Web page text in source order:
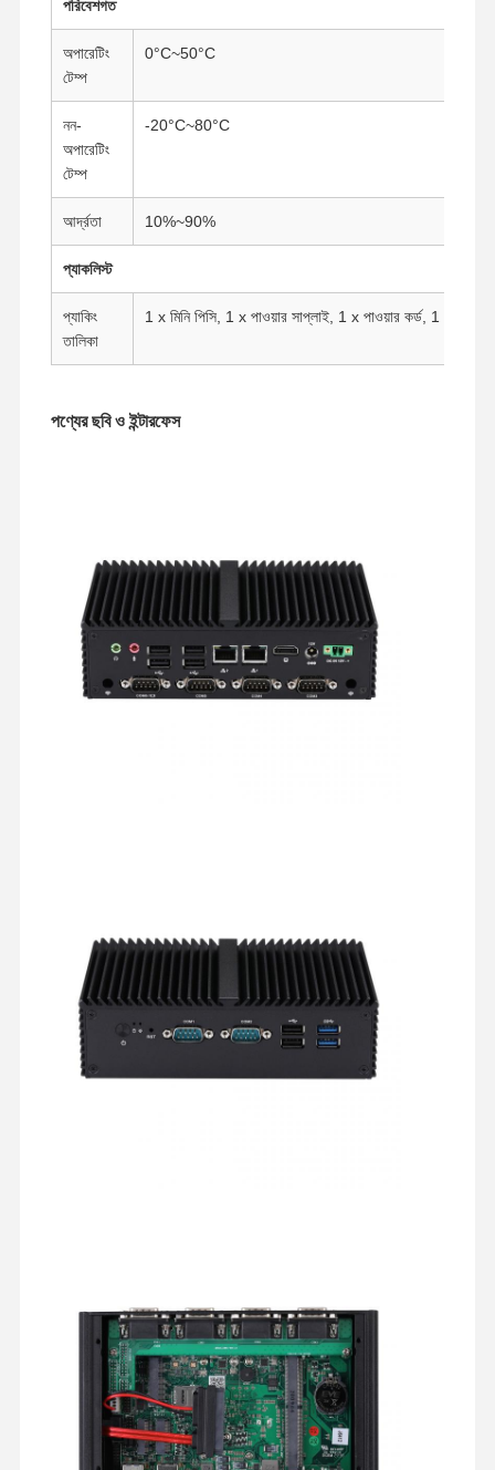
পরিবেশগত
অপারেটিং
টেম্প
0°C~50°C
নন-
অপারেটিং
টেম্প
-20°C~80°C
আর্দ্রতা 10%~90%
প্যাকলিস্ট
প্যাকিং
তালিকা
1 x মিনি পিসি, 1 x পাওয়ার সাপ্লাই, 1 x পাওয়ার কর্ড, 1 x VESA
পণ্যের ছবি ও ইন্টারফেস